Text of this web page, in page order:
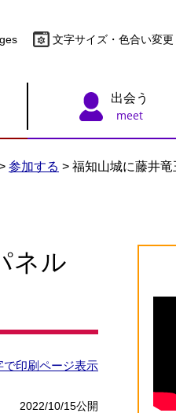
文字サイズ・色合い変更
出会う
参加する > 福知山城に藤井
ネル
で印刷ページ表示
2022/10/15公開​